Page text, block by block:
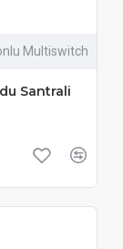
Multiswitch
Santrali